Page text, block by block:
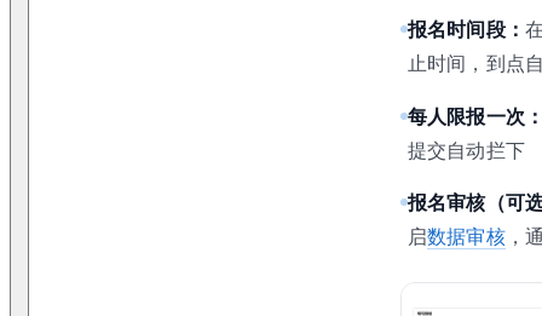
报名时间段：
止时间，到点
每人限报一次
提交自动拦下
报名审核（可
启数据审核 ，